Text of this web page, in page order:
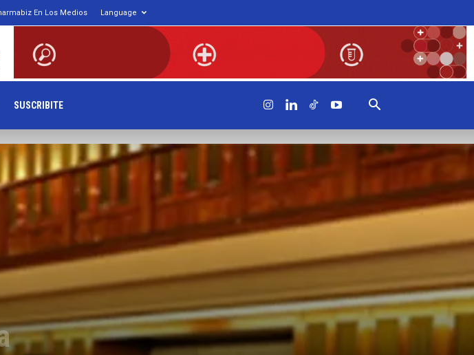
En Los Medios Language
SUSCRIBITE